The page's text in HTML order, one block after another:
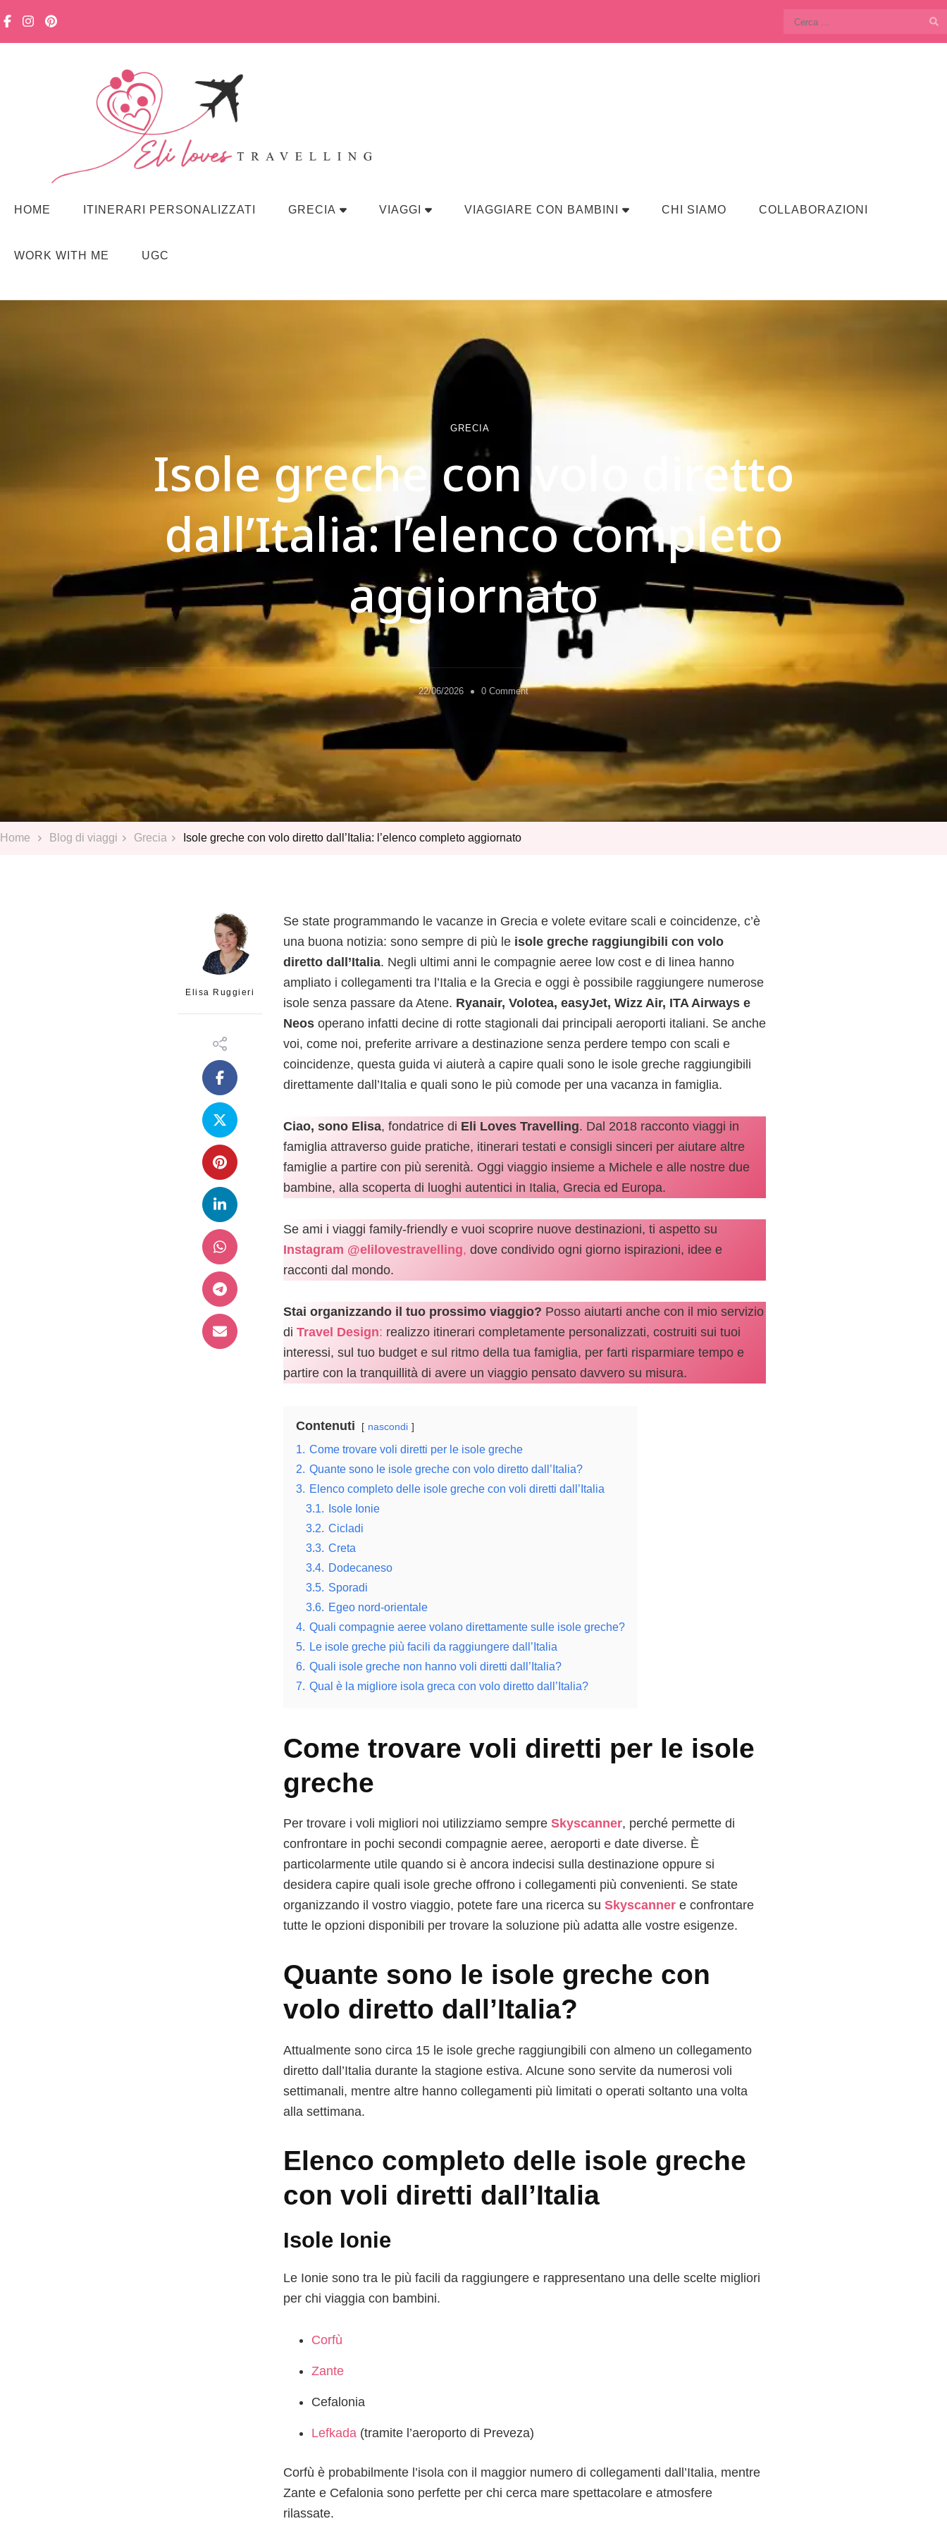
Ricerca
per:
Eli loves travelling
Viaggiare in famiglia, senza stress. Con curiosità, lentezza e meraviglia
HOME ITINERARI PERSONALIZZATI GRECIA VIAGGI VIAGGIARE CON BAMBINI CHI SIAMO COLLABORAZIONI
WORK WITH ME UGC
GRECIA
Isole greche con volo diretto
dall’Italia: l’elenco completo
aggiornato
22/06/2026 0 Commenton
greche
volo
dall’Italia:
l’elenco
Home Blog di viaggi Grecia Isole greche con volo diretto dall’Italia: l’elenco completo aggiornato
Elisa Ruggieri
Se state programmando le vacanze in Grecia e volete evitare scali e coincidenze, c’è
una buona notizia: sono sempre di più le isole greche raggiungibili con volo
diretto dall’Italia. Negli ultimi anni le compagnie aeree low cost e di linea hanno
ampliato i collegamenti tra l’Italia e la Grecia e oggi è possibile raggiungere numerose
isole senza passare da Atene. Ryanair, Volotea, easyJet, Wizz Air, ITA Airways e
Neos operano infatti decine di rotte stagionali dai principali aeroporti italiani. Se anche
voi, come noi, preferite arrivare a destinazione senza perdere tempo con scali e
coincidenze, questa guida vi aiuterà a capire quali sono le isole greche raggiungibili
direttamente dall’Italia e quali sono le più comode per una vacanza in famiglia.
Ciao, sono Elisa, fondatrice di Eli Loves Travelling. Dal 2018 racconto viaggi in
famiglia attraverso guide pratiche, itinerari testati e consigli sinceri per aiutare altre
famiglie a partire con più serenità. Oggi viaggio insieme a Michele e alle nostre due
bambine, alla scoperta di luoghi autentici in Italia, Grecia ed Europa.
Se ami i viaggi family-friendly e vuoi scoprire nuove destinazioni, ti aspetto su
Instagram @elilovestravelling, dove condivido ogni giorno ispirazioni, idee e
racconti dal mondo.
Stai organizzando il tuo prossimo viaggio? Posso aiutarti anche con il mio servizio
di Travel Design: realizzo itinerari completamente personalizzati, costruiti sui tuoi
interessi, sul tuo budget e sul ritmo della tua famiglia, per farti risparmiare tempo e
partire con la tranquillità di avere un viaggio pensato davvero su misura.
Contenuti nascondi
1. Come trovare voli diretti per le isole greche
2. Quante sono le isole greche con volo diretto dall’Italia?
3. Elenco completo delle isole greche con voli diretti dall’Italia
3.1.
Isole Ionie
3.2. Cicladi
3.3. Creta
3.4. Dodecaneso
3.5. Sporadi
3.6. Egeo nord-orientale
4. Quali compagnie aeree volano direttamente sulle isole greche?
5. Le isole greche più facili da raggiungere dall’Italia
6. Quali isole greche non hanno voli diretti dall’Italia?
7. Qual è la migliore isola greca con volo diretto dall’Italia?
Come trovare voli diretti per le isole
greche
Per trovare i voli migliori noi utilizziamo sempre Skyscanner, perché permette di
confrontare in pochi secondi compagnie aeree, aeroporti e date diverse. È
particolarmente utile quando si è ancora indecisi sulla destinazione oppure si
desidera capire quali isole greche offrono i collegamenti più convenienti. Se state
organizzando il vostro viaggio, potete fare una ricerca su Skyscanner e confrontare
tutte le opzioni disponibili per trovare la soluzione più adatta alle vostre esigenze.
Quante sono le isole greche con
volo diretto dall’Italia?
Attualmente sono circa 15 le isole greche raggiungibili con almeno un collegamento
diretto dall’Italia durante la stagione estiva. Alcune sono servite da numerosi voli
settimanali, mentre altre hanno collegamenti più limitati o operati soltanto una volta
alla settimana.
Elenco completo delle isole greche
con voli diretti dall’Italia
Isole Ionie
Le Ionie sono tra le più facili da raggiungere e rappresentano una delle scelte migliori
per chi viaggia con bambini.
Corfù
Zante
Cefalonia
Lefkada (tramite l’aeroporto di Preveza)
Corfù è probabilmente l’isola con il maggior numero di collegamenti dall’Italia, mentre
Zante e Cefalonia sono perfette per chi cerca mare spettacolare e atmosfere
rilassate.